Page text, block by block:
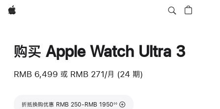
Apple
购买 Apple Watch Ultra 3
RMB 6,499 或 RMB 271/月 (24 期)
折抵换购优惠 RMB 250-RMB 1950
脚注
◊◊